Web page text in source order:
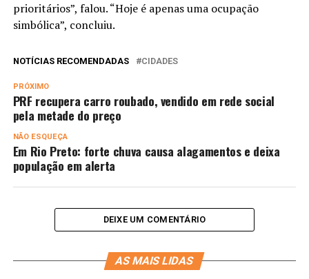
prioritários”, falou. “Hoje é apenas uma ocupação
simbólica”, concluiu.
NOTÍCIAS RECOMENDADAS CIDADES
PRÓXIMO
PRF recupera carro roubado, vendido em rede social
pela metade do preço
NÃO ESQUEÇA
Em Rio Preto: forte chuva causa alagamentos e deixa
população em alerta
DEIXE UM COMENTÁRIO
AS MAIS LIDAS